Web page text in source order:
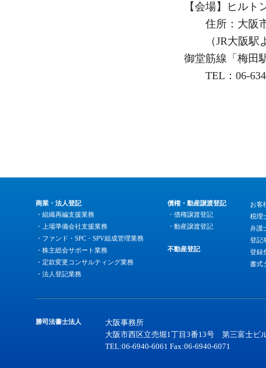
【会場】ヒル
住所：大阪
（JR大阪
御堂筋線「梅田
TEL ：06-
商業・法人登記
・組織再編支援業務
・上場準備会社支援業務
・ファンド・SPC・SPV組成管理業務
・株主総会サポート業務
・定款変更コンサルティング業務
・法人登記業務
債権・動産譲渡登記
・債権譲渡登記
・動産譲渡登記
不動産登記
お客
税理
弁護
登記
登録
書式
勝司法書士法人
大阪事務所
大阪市西区立売堀1丁目3番13号 第三富士ビ
TEL:06-6940-6061 Fax:06-6940-6071